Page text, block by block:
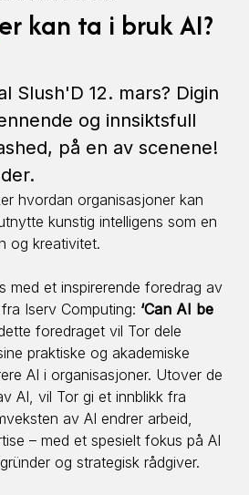
kan ta i bruk AI?
Slush'D 12. mars? Digin
og innsiktsfull
på en av scenene!
hvordan organisasjoner kan
kunstig intelligens som en
og kreativitet.
med et inspirerende foredrag av
Iserv Computing: ‘Can AI be
foredraget vil Tor dele
praktiske og akademiske
AI i organisasjoner. Utover de
AI, vil Tor gi et innblikk fra
av AI endrer arbeid,
– med et spesielt fokus på AI
og strategisk rådgiver.